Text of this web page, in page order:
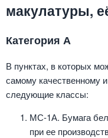
макулатуры,
Категория А
В пунктах, в которых
самому качественному
следующие классы:
МС-1А. Бумага
при ее